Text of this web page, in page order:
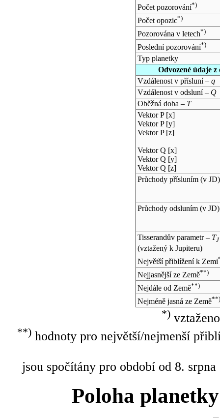
Počet pozorování*)
Počet opozic*)
Pozorována v letech*)
Poslední pozorování*)
Typ planetky
Odvozené údaje
Vzdálenost v přísluní – q
Vzdálenost v odsluní – Q
Oběžná doba – T
Vektor P [x]
Vektor P [y]
Vektor P [z]
Vektor Q [x]
Vektor Q [y]
Vektor Q [z]
Průchody přísluním (v JD)
Průchody odsluním (v JD)
Tisserandův parametr – TJ
(vztažený k Jupiteru)
Největší přiblížení k Zemi
Nejjasnější ze Země**)
Nejdále od Země**)
Nejméně jasná ze Země**)
*)
**)hodnoty pro největší/nejmenší
jsou spočítány pro období od 8.
Poloha